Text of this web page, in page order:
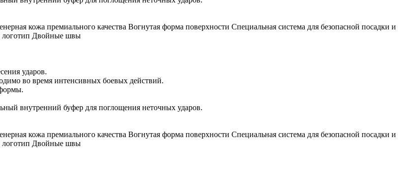
кожа премиального качества Вогнутая форма поверхности Специальная система для безопасной посадки и
логотип Двойные швы
ударов.
во время интенсивных боевых действий.
внутренний буфер для поглощения неточных ударов.
кожа премиального качества Вогнутая форма поверхности Специальная система для безопасной посадки и
логотип Двойные швы